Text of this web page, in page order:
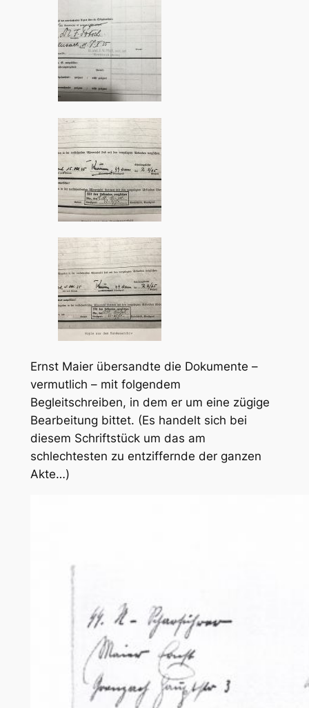
Ernst Maier übersandte die Dokumente –
vermutlich – mit folgendem
Begleitschreiben, in dem er um eine zügige
Bearbeitung bittet. (Es handelt sich bei
diesem Schriftstück um das am
schlechtesten zu entziffernde der ganzen
Akte…)